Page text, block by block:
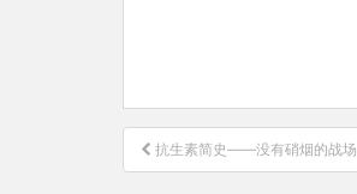
文
章
抗生素简史——没有硝烟的战场